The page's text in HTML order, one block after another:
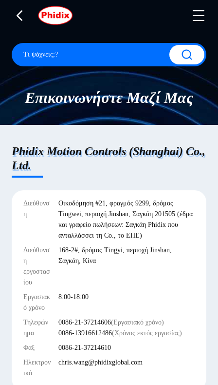
Επικοινωνήστε Μαζί Μας
Phidix Motion Controls (Shanghai) Co.,
Ltd.
Διεύθυνσ
η
Οικοδόμηση #21, φραγμός 9299, δρόμος
Tingwei, περιοχή Jinshan, Σαγκάη 201505 (έδρα
και γραφείο πωλήσεων: Σαγκάη Phidix που
ανταλλάσσει τη Co., το ΕΠΕ)
Διεύθυνσ
η
εργοστασ
ίου
168-2#, δρόμος Tingyi, περιοχή Jinshan,
Σαγκάη, Κίνα
Εργασιακ
ό χρόνο
8:00-18:00
Τηλεφών
ημα
0086-21-37214606(Εργασιακό χρόνο)
0086-13916612486(Χρόνος εκτός εργασίας)
Φαξ
0086-21-37214610
Ηλεκτρον
ικό
chris.wang@phidixglobal.com